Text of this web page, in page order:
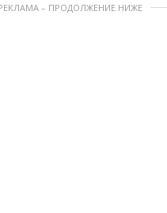
– ПРОДОЛЖЕНИЕ НИЖЕ